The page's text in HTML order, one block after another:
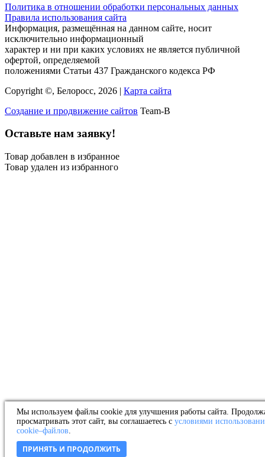
Политика в отношении обработки персональных данных
Правила использования сайта
Информация, размещённая на данном сайте, носит
исключительно информационный
характер и ни при каких условиях не является публичной
офертой, определяемой
положениями Статьи 437 Гражданского кодекса РФ
Copyright ©, Белоросс, 2026 | Карта сайта
Создание и продвижение сайтов Team-B
Оставьте нам заявку!
Товар добавлен в избранное
Товар удален из избранного
Мы используем файлы cookie для улучшения работы сайта.
просматривать этот сайт, вы соглашаетесь с условиями
cookie–файлов.
ПРИНЯТЬ И ПРОДОЛЖИТЬ